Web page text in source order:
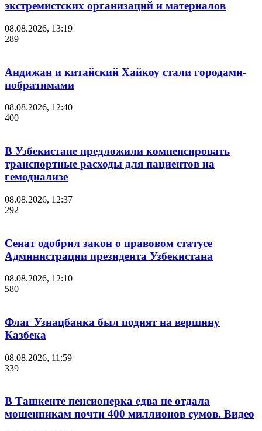
экстремистских организаций и материалов
08.08.2026, 13:19
289
Андижан и китайский Хайкоу стали городами-
побратимами
08.08.2026, 12:40
400
В Узбекистане предложили компенсировать
транспортные расходы для пациентов на
гемодиализе
08.08.2026, 12:37
292
Сенат одобрил закон о правовом статусе
Администрации президента Узбекистана
08.08.2026, 12:10
580
Флаг Узнацбанка был поднят на вершину
Казбека
08.08.2026, 11:59
339
В Ташкенте пенсионерка едва не отдала
мошенникам почти 400 миллионов сумов. Видео